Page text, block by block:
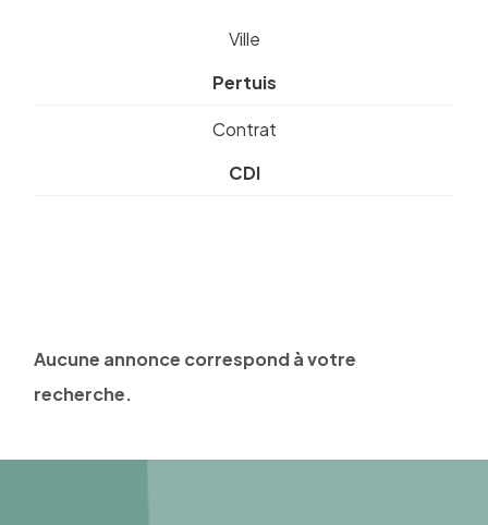
Ville
Pertuis
Contrat
CDI
Aucune annonce correspond à votre
recherche.